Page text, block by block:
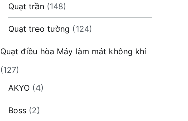
Quạt trần (148)
Quạt treo tường (124)
Quạt điều hòa Máy làm mát không khí
(127)
AKYO (4)
Boss (2)